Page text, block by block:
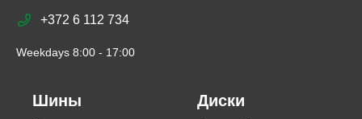
+372 6 112 734
Weekdays 8:00 - 17:00
Шины Диски